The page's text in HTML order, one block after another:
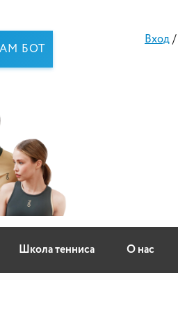
БОТ
Вход/
Школа тенниса О нас